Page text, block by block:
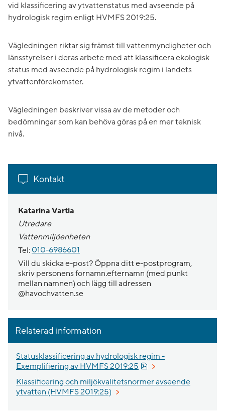
vid klassificering av ytvattenstatus med avseende på
hydrologisk regim enligt HVMFS 2019:25.
Vägledningen riktar sig främst till vattenmyndigheter och
länsstyrelser i deras arbete med att klassificera ekologisk
status med avseende på hydrologisk regim i landets
ytvattenförekomster.
Vägledningen beskriver vissa av de metoder och
bedömningar som kan behöva göras på en mer teknisk
nivå.
Kontakt
Katarina Vartia
Utredare
Vattenmiljöenheten
Tel: 010-6986601
Vill du skicka e-post? Öppna ditt e-postprogram,
skriv personens fornamn.efternamn (med punkt
mellan namnen) och lägg till adressen
@havochvatten.se
Relaterad information
Statusklassificering av hydrologisk regim -
Exemplifiering av HVMFS 2019:25
Pdf, 2 MB.
Klassificering och miljökvalitetsnormer avseende
ytvatten (HVMFS 2019:25)